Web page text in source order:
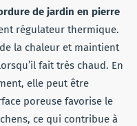
de jardin en pierre
régulateur thermique.
la chaleur et maintient
fait très chaud. En
elle peut être
poreuse favorise le
ce qui contribue à